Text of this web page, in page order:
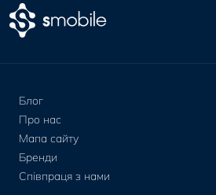
Блог
Про нас
Мапа сайту
Бренди
Співпраця з нами